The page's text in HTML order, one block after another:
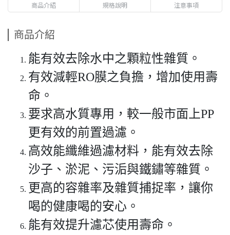
商品介紹 規格說明 注意事項
商品介紹
能有效去除水中之顆粒性雜質。
有效減輕RO膜之負擔，增加使用壽
命。
要求高水質專用，較一般市面上PP
更有效的前置過濾。
高效能纖維過濾材料，能有效去除
沙子、淤泥、污洉與鐵鏽等雜質。
更高的容雜率及雜質捕捉率，讓你
喝的健康喝的安心。
能有效提升濾芯使用壽命。